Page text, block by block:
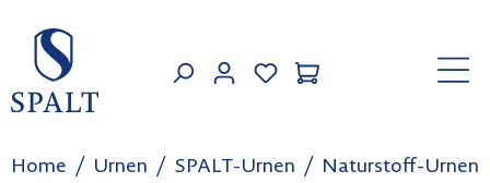
Zum Hauptinhalt springen
MEIN KONTO
Home Urnen SPALT-Urnen
Naturstoff-Urnen